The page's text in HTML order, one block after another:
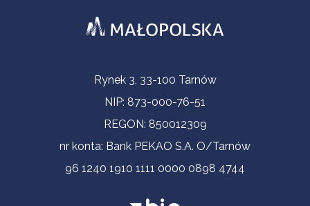
Informacje kontaktoweRynek 3, 33-100 Tarnów
NIP: 873-000-76-51
REGON: 850012309
nr konta: Bank PEKAO S.A. O/Tarnów
96 1240 1910 1111 0000 0898 4744